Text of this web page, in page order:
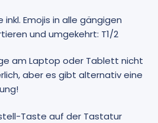
inkl. Emojis in alle gängigen
und umgekehrt: T1/2
am Laptop oder Tablett nicht
aber es gibt alternativ eine
Taste auf der Tastatur